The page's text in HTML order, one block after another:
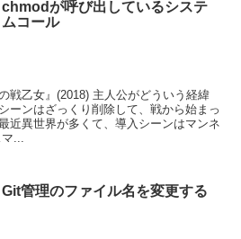
chmodが呼び出しているシステ
ムコール
戦乙女』(2018) 主人公がどういう経緯
ーンはざっくり削除して、戦から始まっ
近異世界が多くて、導入シーンはマンネ
...
Git管理のファイル名を変更する